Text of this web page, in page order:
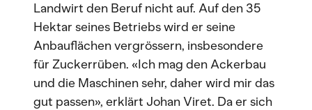
Landwirt den Beruf nicht auf. Auf den 35
Hektar seines Betriebs wird er seine
Anbauflächen vergrössern, insbesondere
für Zuckerrüben. «Ich mag den Ackerbau
und die Maschinen sehr, daher wird mir das
gut passen», erklärt Johan Viret. Da er sich